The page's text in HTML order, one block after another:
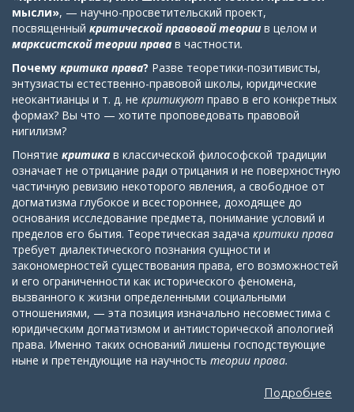
мысли», — научно-просветительский проект,
посвященный критической правовой теории в целом и
марксистской теории права в частности.
Почему критика права? Разве теоретики-позитивисты,
энтузиасты естественно-правовой школы, юридические
неокантианцы и т. д. не критикуют право в его конкретных
формах? Вы что — хотите проповедовать правовой
нигилизм?
Понятие критика в классической философской традиции
означает не отрицание ради отрицания и не поверхностную
частичную ревизию некоторого явления, а свободное от
догматизма глубокое и всестороннее, доходящее до
основания исследование предмета, понимание условий и
пределов его бытия. Теоретическая задача критики права
требует диалектического познания сущности и
закономерностей существования права, его возможностей
и его ограниченности как исторического феномена,
вызванного к жизни определенными социальными
отношениями, — эта позиция изначально несовместима с
юридическим догматизмом и антиисторической апологией
права. Именно таких оснований лишены господствующие
ныне и претендующие на научность теории права.
Подробнее